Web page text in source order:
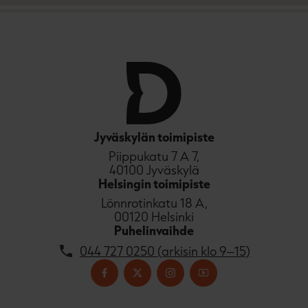
Jyväskylän toimipiste
Piippukatu 7 A 7,
40100 Jyväskylä
Helsingin toimipiste
Lönnrotinkatu 18 A,
00120 Helsinki
Puhelinvaihde
044 727 0250 (arkisin klo 9–15)